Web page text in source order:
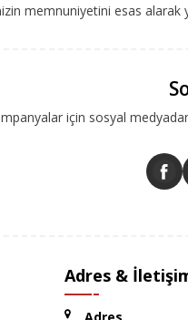
memnuniyetini esas alarak
için sosyal
Adres &
Adres